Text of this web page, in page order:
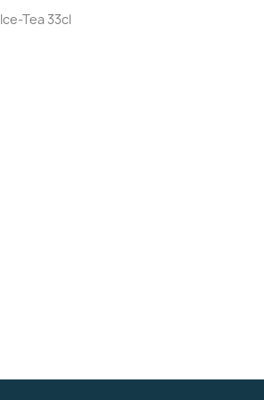
Aperçu rapide
Ice-Tea 33cl